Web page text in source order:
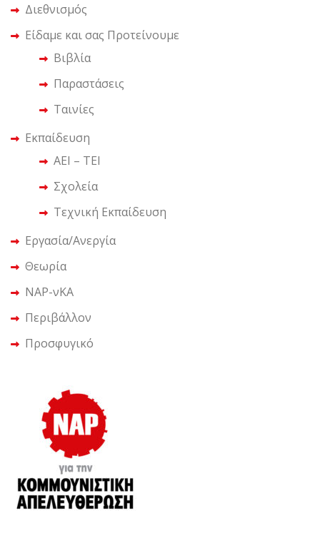
Διεθνισμός
Είδαμε και σας Προτείνουμε
Βιβλία
Παραστάσεις
Ταινίες
Εκπαίδευση
ΑΕΙ – ΤΕΙ
Σχολεία
Τεχνική Εκπαίδευση
Εργασία/Ανεργία
Θεωρία
ΝΑΡ-νΚΑ
Περιβάλλον
Προσφυγικό